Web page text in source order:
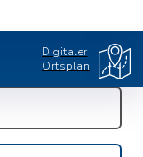
Digitaler
Ortsplan